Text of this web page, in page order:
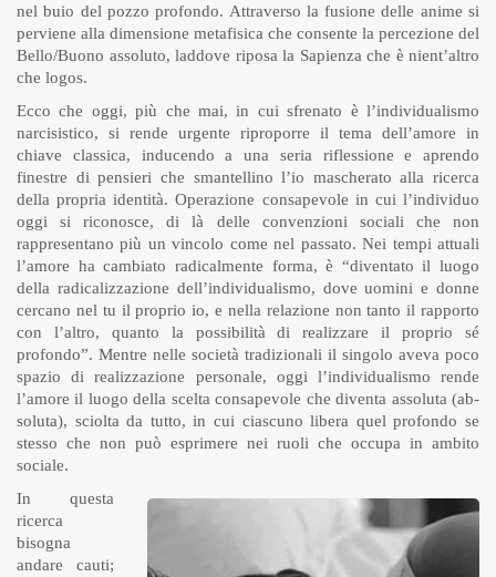
nel buio del pozzo profondo. Attraverso la fusione delle anime si
perviene alla dimensione metafisica che consente la percezione del
Bello/Buono assoluto, laddove riposa la Sapienza che è nient’altro
che logos.
Ecco che oggi, più che mai, in cui sfrenato è l’individualismo
narcisistico, si rende urgente riproporre il tema dell’amore in
chiave classica, inducendo a una seria riflessione e aprendo
finestre di pensieri che smantellino l’io mascherato alla ricerca
della propria identità. Operazione consapevole in cui l’individuo
oggi si riconosce, di là delle convenzioni sociali che non
rappresentano più un vincolo come nel passato. Nei tempi attuali
l’amore ha cambiato radicalmente forma, è “diventato il luogo
della radicalizzazione dell’individualismo, dove uomini e donne
cercano nel tu il proprio io, e nella relazione non tanto il rapporto
con l’altro, quanto la possibilità di realizzare il proprio sé
profondo”. Mentre nelle società tradizionali il singolo aveva poco
spazio di realizzazione personale, oggi l’individualismo rende
l’amore il luogo della scelta consapevole che diventa assoluta (ab-
soluta), sciolta da tutto, in cui ciascuno libera quel profondo se
stesso che non può esprimere nei ruoli che occupa in ambito
sociale.
In questa
ricerca
bisogna
andare cauti;